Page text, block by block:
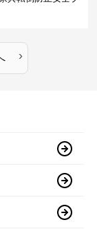
›